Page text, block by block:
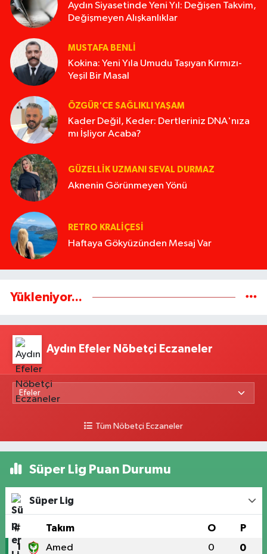
Aydın Siyasetinde Yeni Yıl: Değişen Takvim,
Değişmeyen Alışkanlıklar
MUSTAFA BENLI
Kokina: Yeni Yıla Umudu Taşıyan Kırmızı-
Yeşil Bir Masal
ÖZGÜR'CE SAĞLIKLI YAŞAM
Kader Değil, Keder: Dertleriniz DNA'nıza
mı İşliyor Acaba?
GÜZELLIK UZMANI SEVAL DURMAZ
Aknenin Görünmeyen Yönü
RETRO KRALIÇESI
Haftaya Gökyüzünden Mesaj Var
Yükleniyor...
Aydın Efeler Nöbetçi Eczaneler
Tüm Nöbetçi Eczaneler
Süper Lig Puan Durumu
Süper Lig
# Takım O P
1 Amed 0 0